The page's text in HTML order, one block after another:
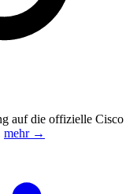
auf die offizielle Cisco
mehr →